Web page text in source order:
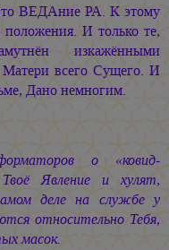
ВЕДАние РА. К этому
положения. И только те,
изкажёнными
всего Сущего. И
Дано немногим.
о «ковид-
Явление и хулят,
деле на службе у
относительно Тебя,
масок.